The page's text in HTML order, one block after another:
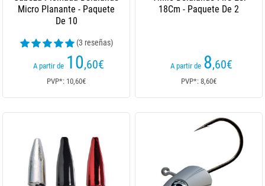
Micro Planante - Paquete
De 10
(3 reseñas)
A partir de 10,60€
PVP*: 10,60€
18Cm - Paquete De 2
A partir de 8,60€
PVP*: 8,60€